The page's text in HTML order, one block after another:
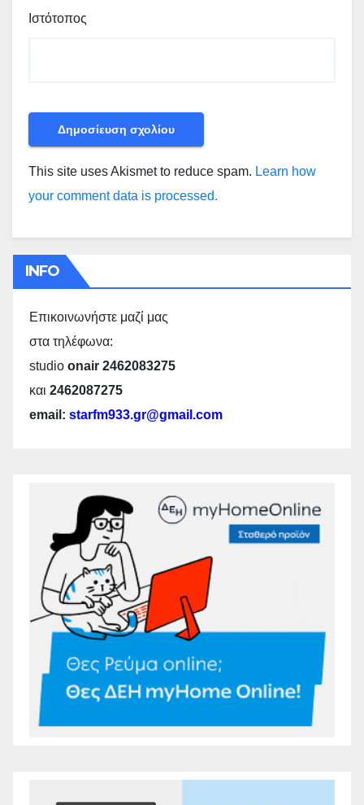
Ιστότοπος
This site uses Akismet to reduce spam. Learn how
your comment data is processed.
INFO
Επικοινωνήστε μαζί μας
στα τηλέφωνα:
studio onair 2462083275
και 2462087275
email: starfm933.gr@gmail.com